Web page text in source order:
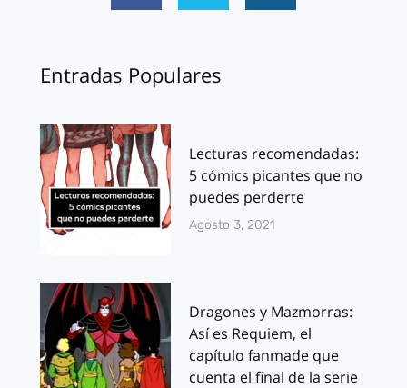
Entradas Populares
Lecturas recomendadas:
5 cómics picantes que no
puedes perderte
Agosto 3, 2021
Dragones y Mazmorras:
Así es Requiem, el
capítulo fanmade que
cuenta el final de la serie